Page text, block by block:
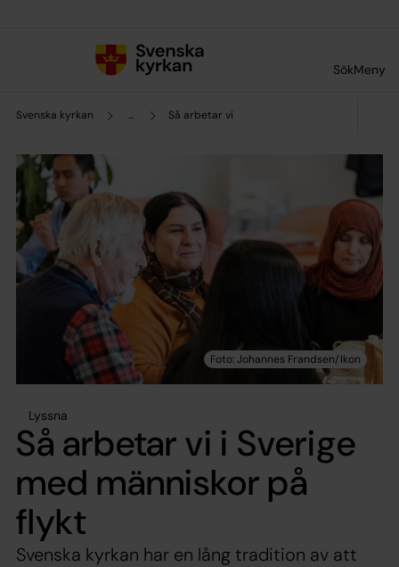
SökMeny
Svenska kyrkan ... Så arbetar vi
Lyssna
Så arbetar vi i Sverige
med människor på
flykt
Svenska kyrkan har en lång tradition av att